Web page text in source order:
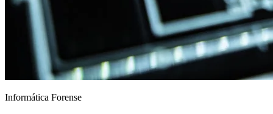
Informática Forense